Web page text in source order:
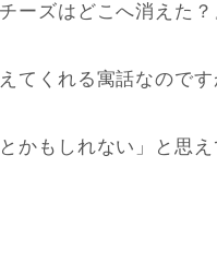
ーズはどこへ消えた？
てくれる寓話なので
かもしれない」と思え